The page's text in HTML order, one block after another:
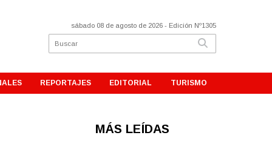
sábado 08 de agosto de 2026 - Edición Nº1305
REPORTAJES EDITORIAL TURISMO
MÁS LEÍDAS